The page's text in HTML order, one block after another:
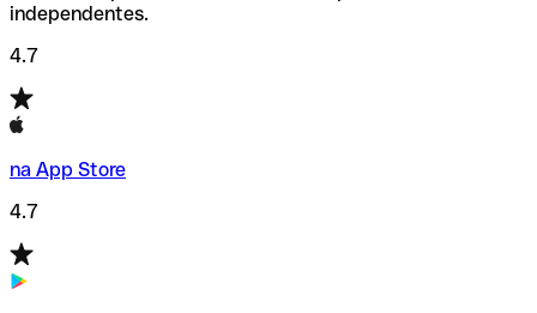
independentes.
4.7
na App Store
4.7